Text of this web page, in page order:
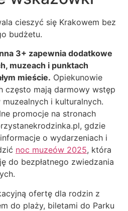
cieszyć się Krakowem bez
budżetu.
3+ zapewnia dodatkowe
muzeach i punktach
mieście. Opiekunowie
często mają darmowy wstęp
i kulturalnych.
promocje na stronach
gdzie
o wydarzeniach i
noc muzeów 2025, która
do bezpłatnego zwiedzania
ofertę dla rodzin z
do plaży, biletami do Parku